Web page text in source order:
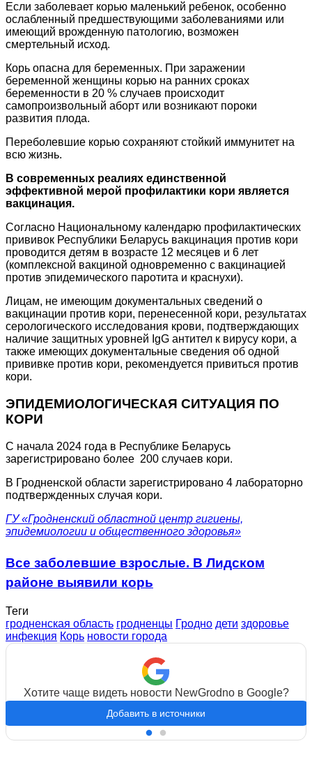
Если заболевает корью маленький ребенок, особенно
ослабленный предшествующими заболеваниями или
имеющий врожденную патологию, возможен
смертельный исход.
Корь опасна для беременных. При заражении
беременной женщины корью на ранних сроках
беременности в 20 % случаев происходит
самопроизвольный аборт или возникают пороки
развития плода.
Переболевшие корью сохраняют стойкий иммунитет на
всю жизнь.
В современных реалиях единственной
эффективной мерой профилактики кори является
вакцинация.
Согласно Национальному календарю профилактических
прививок Республики Беларусь вакцинация против кори
проводится детям в возрасте 12 месяцев и 6 лет
(комплексной вакциной одновременно с вакцинацией
против эпидемического паротита и краснухи).
Лицам, не имеющим документальных сведений о
вакцинации против кори, перенесенной кори, результатах
серологического исследования крови, подтверждающих
наличие защитных уровней IgG антител к вирусу кори, а
также имеющих документальные сведения об одной
прививке против кори, рекомендуется привиться против
кори.
ЭПИДЕМИОЛОГИЧЕСКАЯ СИТУАЦИЯ ПО
КОРИ
С начала 2024 года в Республике Беларусь
зарегистрировано более 200 случаев кори.
В Гродненской области зарегистрировано 4 лабораторно
подтвержденных случая кори.
ГУ «Гродненский областной центр гигиены,
эпидемиологии и общественного здоровья»
Все заболевшие взрослые. В Лидском
районе выявили корь
Теги
гродненская область гродненцы Гродно дети здоровье
инфекция Корь новости города
Хотите чаще видеть новости NewGrodno в Google?
Добавить в источники